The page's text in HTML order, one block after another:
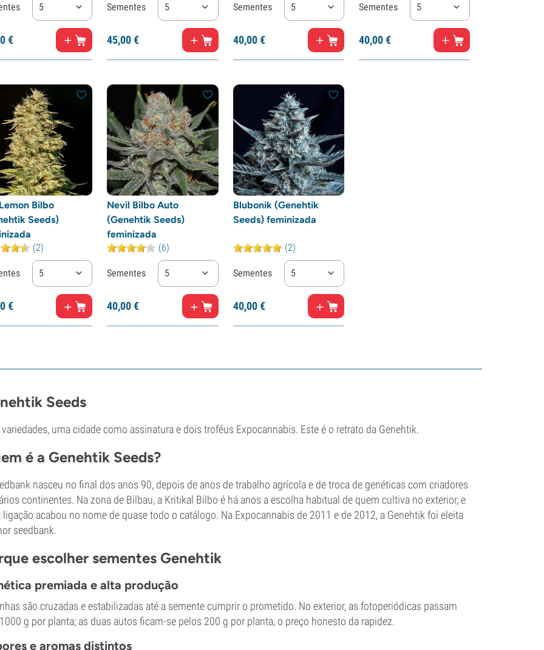
5
€
Sementes 5
45,00€
Sementes 5
40,00€
Sementes 5
40,00€
Bilbo
Seeds)
(2)
5
€
Nevil Bilbo Auto
(Genehtik Seeds)
feminizada
(6)
Sementes 5
40,00€
Blubonik (Genehtik
Seeds) feminizada
(2)
Sementes 5
40,00€
Seeds
variedades, uma cidade como assinatura e dois troféus Expocannabis. Este é o retrato da Genehtik.
é a Genehtik Seeds?
nasceu no final dos anos 90, depois de anos de trabalho agrícola e de troca de genéticas com criadores
continentes. Na zona de Bilbau, a Kritikal Bilbo é há anos a escolha habitual de quem cultiva no exterior, e
ligação acabou no nome de quase todo o catálogo. Na Expocannabis de 2011 e de 2012, a Genehtik foi eleita
seedbank.
escolher sementes Genehtik
premiada e alta produção
são cruzadas e estabilizadas até a semente cumprir o prometido. No exterior, as fotoperiódicas passam
g por planta; as duas autos ficam-se pelos 200 g por planta, o preço honesto da rapidez.
e aromas distintos